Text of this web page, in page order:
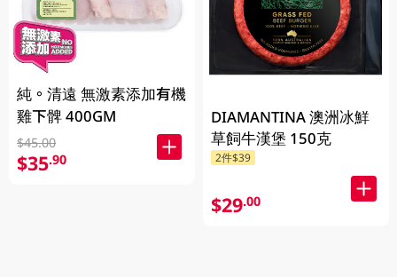
純。清遠 無激素添加有機
雞下髀 400GM
$45.00
$35.90
DIAMANTINA 澳洲冰鮮
草飼牛漢堡 150克
2件$39
$29.00